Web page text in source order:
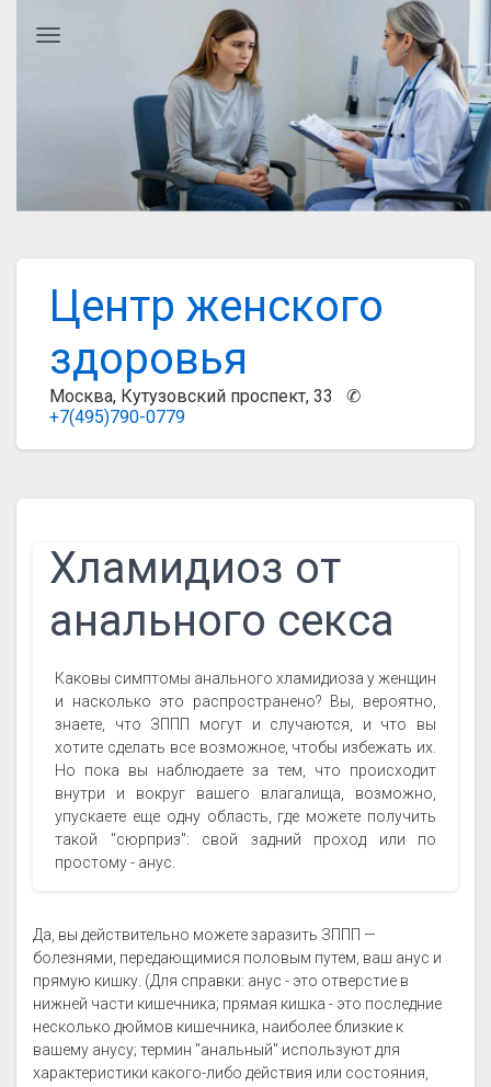
Центр женского
здоровья
Москва, Кутузовский проспект, 33 ✆
+7(495)790-0779
Главное меню
Хламидиоз от
анального секса
Каковы симптомы анального хламидиоза у женщин
и насколько это распространено? Вы, вероятно,
знаете, что ЗППП могут и случаются, и что вы
хотите сделать все возможное, чтобы избежать их.
Но пока вы наблюдаете за тем, что происходит
внутри и вокруг вашего влагалища, возможно,
упускаете еще одну область, где можете получить
такой "сюрприз": свой задний проход или по
простому - анус.
Да, вы действительно можете заразить ЗППП —
болезнями, передающимися половым путем, ваш анус и
прямую кишку. (Для справки: анус - это отверстие в
нижней части кишечника; прямая кишка - это последние
несколько дюймов кишечника, наиболее близкие к
вашему анусу; термин "анальный" используют для
характеристики какого-либо действия или состояния,